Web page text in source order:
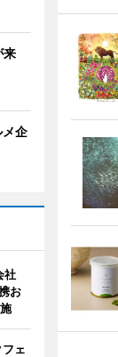
来
企
社
お
ェ